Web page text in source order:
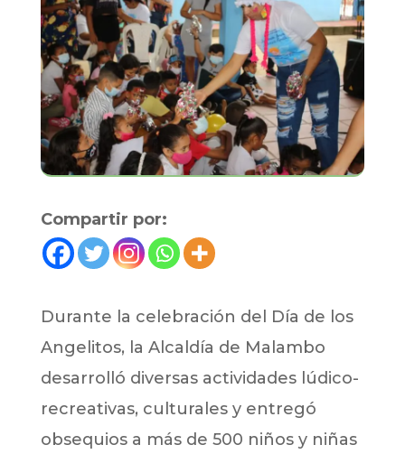
Compartir por:
Durante la celebración del Día de los
Angelitos, la Alcaldía de Malambo
desarrolló diversas actividades lúdico-
recreativas, culturales y entregó
obsequios a más de 500 niños y niñas